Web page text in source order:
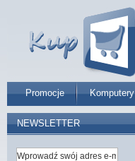
Promocje Komputery
NEWSLETTER